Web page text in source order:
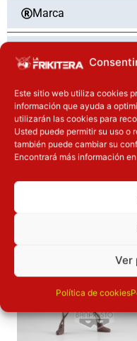
Este sitio web utiliza cookies
información que ayuda a
utilizarán las cookies para
Usted puede permitir su uso o
también puede cambiar su
Encontrará más información
Ver
Política de cookies
Ball
14,5cm
cantidad
Marca
Tipo
OTROS